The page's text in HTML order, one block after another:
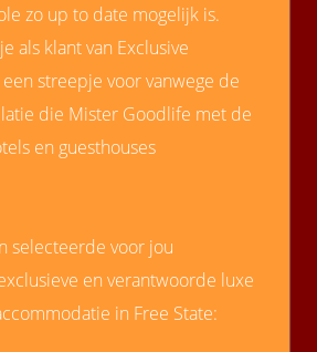
zo up to date mogelijk is.
als klant van Exclusive
streepje voor vanwege de
die Mister Goodlife met de
en guesthouses
selecteerde voor jou
en verantwoorde luxe
in Free State: